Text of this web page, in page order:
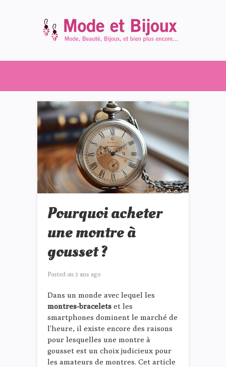
Pourquoi acheter
une montre à
gousset ?
Posted on 2 ans ago
Dans un monde avec lequel les
montres-bracelets et les
smartphones dominent le marché de
l’heure, il existe encore des raisons
pour lesquelles une montre à
gousset est un choix judicieux pour
les amateurs de montres. Cet article